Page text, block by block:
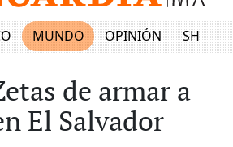
MUNDO OPINIÓN SHOW
de armar a
El Salvador